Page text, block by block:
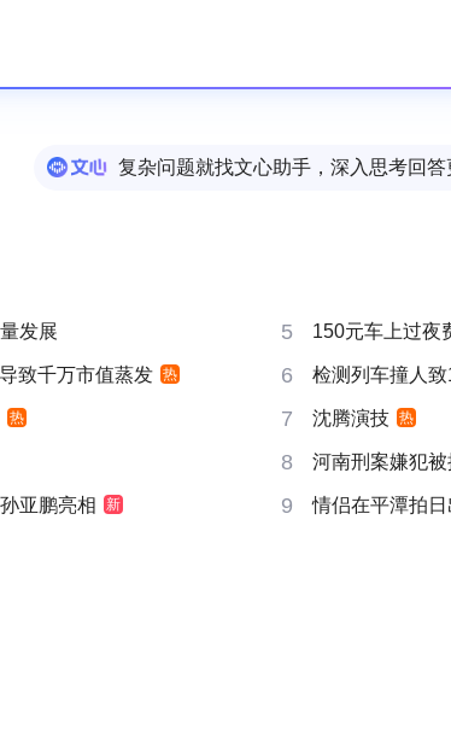
复杂问题就找文心助手，深入思考回答
发展 5 150元车上过夜
致千万市值蒸发 热 6 检测列车撞人
热 7 沈腾演技 热
8 河南刑案嫌犯
亚鹏亮相 新 9 情侣在平潭拍